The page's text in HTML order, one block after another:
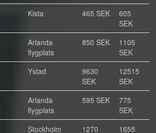
Kista 465 SEK
605
SEK
Arlanda
flygplats
850 SEK
1105
SEK
Ystad
9630
SEK
12515
SEK
Arlanda
flygplats
595 SEK
775
SEK
Stockholm
1270
1655